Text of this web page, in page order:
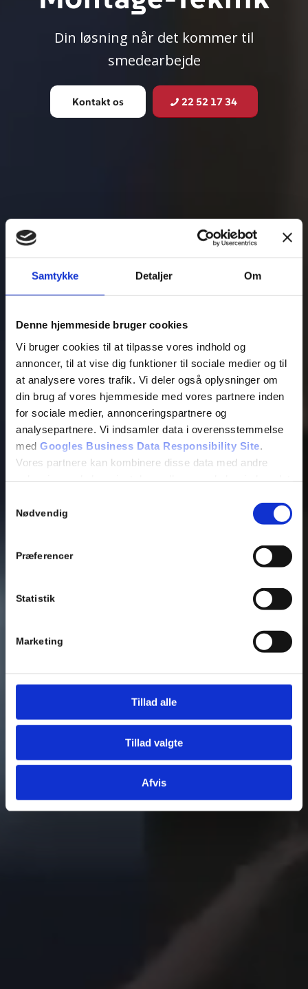
Samtykke Detaljer Om
Denne hjemmeside bruger cookies
Vi bruger cookies til at tilpasse vores indhold og
annoncer, til at vise dig funktioner til sociale medier og til
at analysere vores trafik. Vi deler også oplysninger om
din brug af vores hjemmeside med vores partnere inden
for sociale medier, annonceringspartnere og
analysepartnere. Vi indsamler data i overensstemmelse
med Googles Business Data Responsibility Site
Vores partnere kan kombinere disse data med andre
Nødvendig
Præferencer
Statistik
Marketing
Tillad alle
Tillad valgte
Afvis
Din løsning når det kommer til
smedearbejde
Kontakt os 22 52 17 34